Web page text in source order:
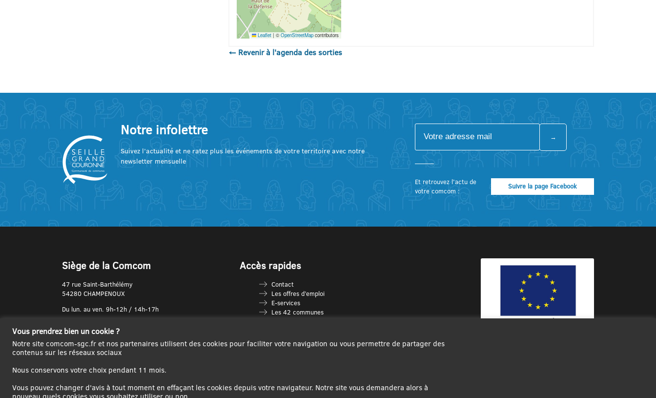
Leaflet | ©OpenStreetMapcontributors
← Revenir à l'agenda des sorties
Notre infolettre
Suivez l’actualité et ne ratez plus les événements de votre territoire avec notre
newsletter mensuelle
Et retrouvez l’actu de
votre comcom :
Suivre la page Facebook
Siège de la Comcom
47 rue Saint-Barthélémy
54280 CHAMPENOUX
Du lun. au ven. 9h-12h / 14h-17h
03 83 31 74 37
Accès rapides
Contact
Les offres d’emploi
E-services
Les 42 communes
Espace France Services
Les séniors
Vous prendrez bien un cookie ?
Notre site comcom-sgc.fr et nos partenaires utilisent des cookies pour faciliter votre navigation ou vous permettre de partager des
contenus sur les réseaux sociaux
Nous conservons votre choix pendant 11 mois.
Vous pouvez changer d'avis à tout moment en effaçant les cookies depuis votre navigateur. Notre site vous demandera alors à